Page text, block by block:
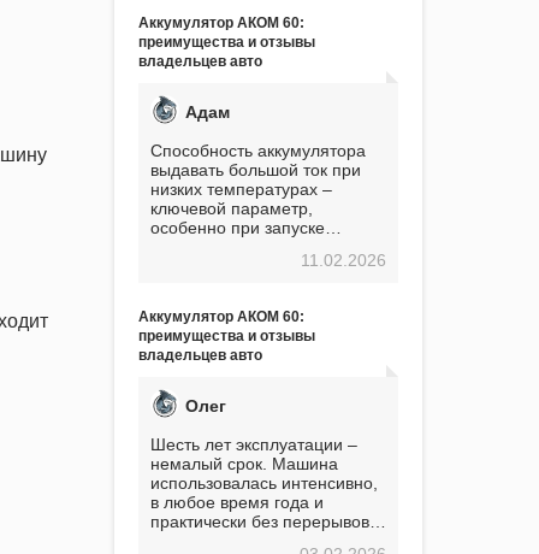
Аккумулятор АКОМ 60:
преимущества и отзывы
владельцев авто
Адам
Способность аккумулятора
выдавать большой ток при
низких температурах –
ключевой параметр,
особенно при запуске
показывает, что данный
стоимость. Долго сомневался
перед приобретением, но в
итоге ни разу не пожалел.
вложение, избавляющее от
головной боли, связанной с
АКБ. Подтверждаю
11.02.2026
Аккумулятор АКОМ 60:
преимущества и отзывы
владельцев авто
Олег
Шесть лет эксплуатации –
немалый срок. Машина
использовалась интенсивно,
в любое время года и
практически без перерывов.